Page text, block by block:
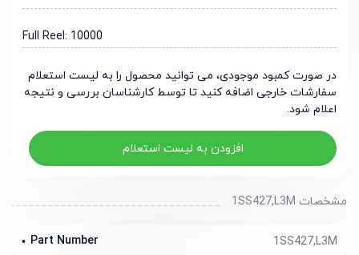
Full Reel: 10000
در صورت کمبود موجودی، می توانید محصول را به لیست استعلام
سفارشات خارجی اضافه کنید تا توسط کارشناسان بررسی و نتیجه
اعلام شود.
افزودن به لیست استعلام
مشخصات 1SS427,L3M
1SS427,L3M
Part Number